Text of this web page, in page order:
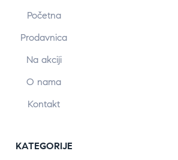
Početna
Prodavnica
Na akciji
O nama
Kontakt
KATEGORIJE